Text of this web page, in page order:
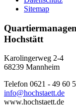
Sitemap
Hochstätt
Karolingerweg 2-4
68239 Mannheim
Telefon 0621 - 49 60
info@hochstaett.de
www.hochstaett.de